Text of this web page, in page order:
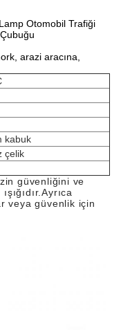
Otomobil Trafiği
arazi aracına,
kabuk
çelik
güvenliğini ve
veya güvenlik için